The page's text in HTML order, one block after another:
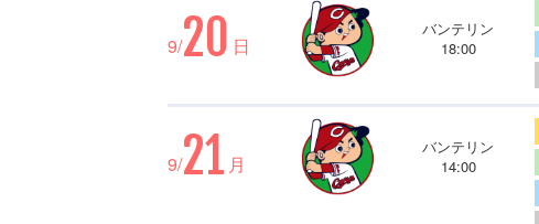
9/20 日
バンテリン
18:00
9/21 月
バンテリン
14:00